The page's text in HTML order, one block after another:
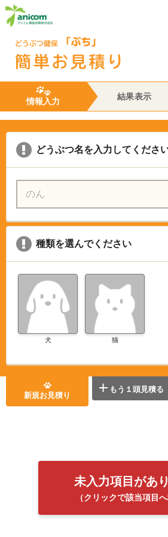
情報入力 結果表示
どうぶつ名を入力してくださ
種類を選んでください
犬 猫
新規お見積り
もう１頭見積る
未入力項目があ
（クリックで該当項目へ